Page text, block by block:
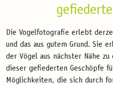
Die Vogelfotografie erlebt
und das aus gutem Grund. Sie
der Vögel aus nächster Nähe
dieser gefiederten Geschöpfe
Möglichkeiten, die sich durch